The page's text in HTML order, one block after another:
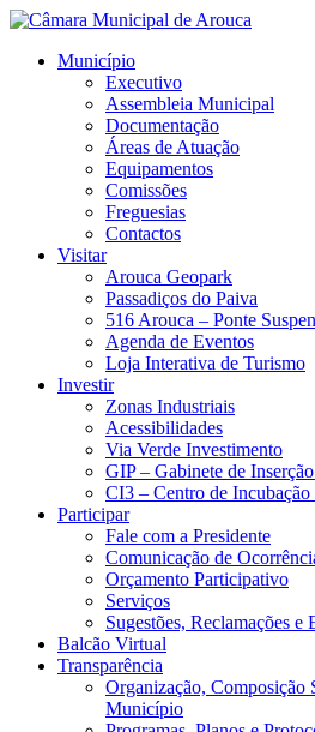
Município
Executivo
Assembleia Municipal
Documentação
Áreas de Atuação
Equipamentos
Comissões
Freguesias
Contactos
Visitar
Arouca Geopark
Passadiços do Paiva
516 Arouca – Ponte
Agenda de Eventos
Loja Interativa de Turismo
Investir
Zonas Industriais
Acessibilidades
Via Verde Investimento
GIP – Gabinete de
CI3 – Centro de
Participar
Fale com a Presidente
Comunicação de
Orçamento Participativo
Serviços
Sugestões, Reclamações e
Balcão Virtual
Transparência
Organização, Composição
Município